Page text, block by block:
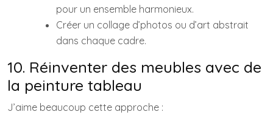
pour un ensemble harmonieux.
Créer un collage d’photos ou d’art abstrait
dans chaque cadre.
10. Réinventer des meubles avec de
la peinture tableau
J’aime beaucoup cette approche :